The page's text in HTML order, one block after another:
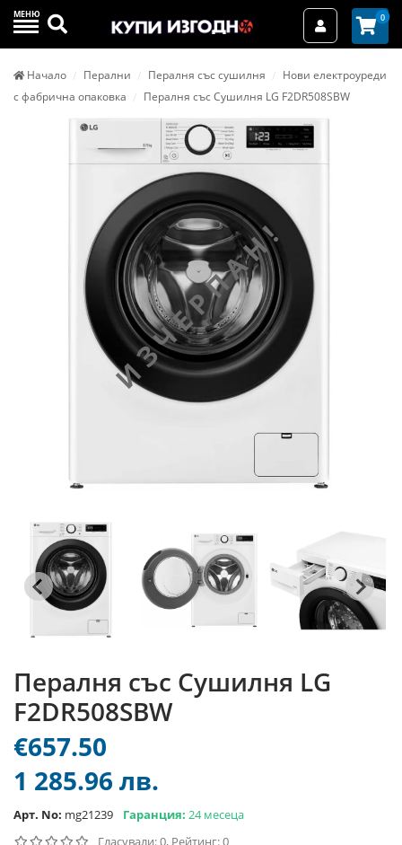
МЕНЮ Търси Вход / 0
Начало Перални Пералня със сушилня
Нови електроуреди
с фабрична опаковка
Пералня със Сушилня LG F2DR508SBW
Пералня със Сушилня LG
F2DR508SBW
€657.50
1 285.96 лв.
Арт. No: mg21239 Гаранция: 24 месеца
Гласували: 0, Рейтинг: 0